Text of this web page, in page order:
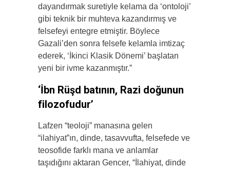
dayandırmak suretiyle kelama da ‘ontoloji’
gibi teknik bir muhteva kazandırmış ve
felsefeyi entegre etmiştir. Böylece
Gazali’den sonra felsefe kelamla imtizaç
ederek, ‘İkinci Klasik Dönemi’ başlatan
yeni bir ivme kazanmıştır.”
‘İbn Rüşd batının, Razi doğunun
filozofudur’
Lafzen “teoloji” manasına gelen
“ilahiyat”ın, dinde, tasavvufta, felsefede ve
teosofide farklı mana ve anlamlar
taşıdığını aktaran Gencer, “İlahiyat, dinde